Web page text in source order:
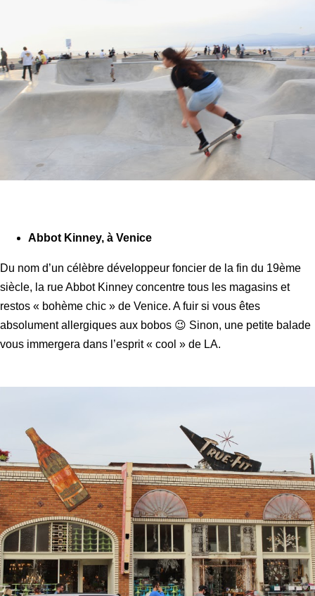
Abbot Kinney, à Venice
Du nom d’un célèbre développeur foncier de la fin du 19ème
siècle, la rue Abbot Kinney concentre tous les magasins et
restos « bohème chic » de Venice. A fuir si vous êtes
absolument allergiques aux bobos 😉 Sinon, une petite balade
vous immergera dans l’esprit « cool » de LA.